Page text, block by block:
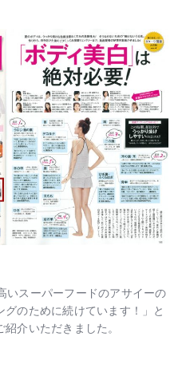
いスーパーフードのアサイーの
のために続けています！」と
紹介いただきました。